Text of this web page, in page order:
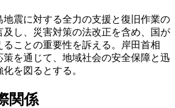
地震に対する全力の支援と復旧作業の
し、災害対策の法改正を含め、国が
ことの重要性を訴える。岸田首相
を通じて、地域社会の安全保障と迅
を図るとする。
関係